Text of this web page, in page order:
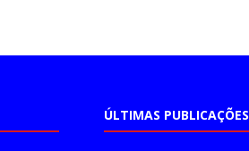
ÚLTIMAS PUBLICAÇÕES